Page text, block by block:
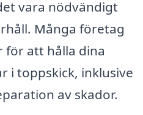
vara nödvändigt
Många företag
att hålla dina
i toppskick, inklusive
av skador.